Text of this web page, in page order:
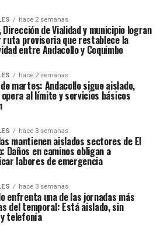
hace 2 semanas
de Vialidad y municipio logran
provisoria que restablece la
entre Andacollo y Coquimbo
hace 2 semanas
martes: Andacollo sigue aislado,
al límite y servicios básicos
hace 3 semanas
mantienen aislados sectores de El
Daños en caminos obligan a
labores de emergencia
hace 3 semanas
enfrenta una de las jornadas más
del temporal: Está aislado, sin
telefonía